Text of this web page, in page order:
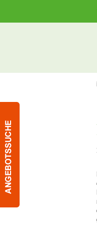
➜ Hauptregion der Seite